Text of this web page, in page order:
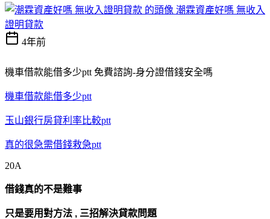
潮霖資產好嗎 無收入
證明貸款
4年前
機車借款能借多少ptt 免費諮詢-身分證借錢安全嗎
機車借款能借多少ptt
玉山銀行房貸利率比較ptt
真的很急需借錢救急ptt
20A
借錢真的不是難事
只是要用對方法 , 三招解決貸款問題